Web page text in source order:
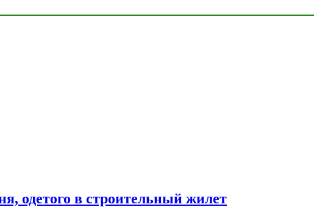
одетого в строительный жилет